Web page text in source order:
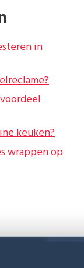
in
keuken?
wrappen op